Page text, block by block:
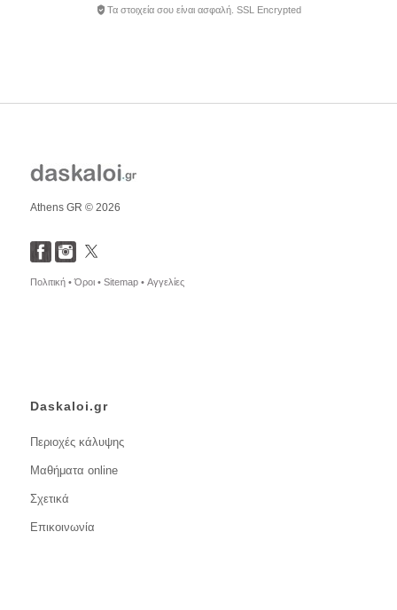
Τα στοιχεία σου είναι ασφαλή. SSL Encrypted
Athens GR © 2026
Πολιτική •Όροι • Sitemap • Αγγελίες
Daskaloi.gr
Περιοχές κάλυψης
Μαθήματα online
Σχετικά
Επικοινωνία